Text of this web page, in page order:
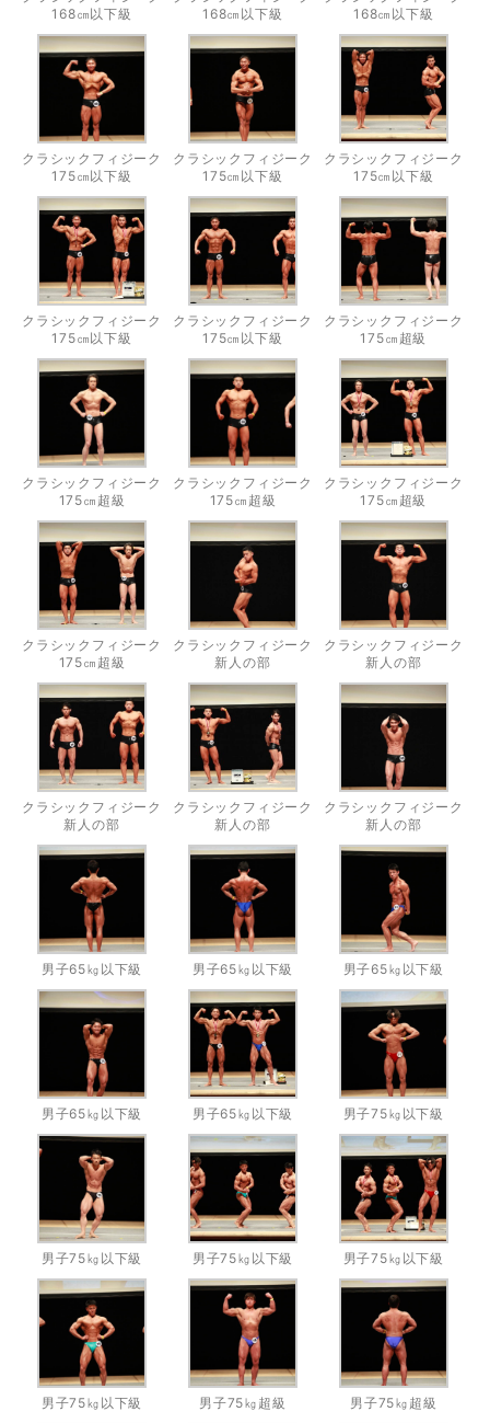
168㎝以下級
168㎝以下級
168㎝以下級
クラシックフィジーク
175㎝以下級
クラシックフィジーク
175㎝以下級
クラシックフィジーク
175㎝以下級
クラシックフィジーク
175㎝以下級
クラシックフィジーク
175㎝以下級
クラシックフィジーク
175㎝超級
クラシックフィジーク
175㎝超級
クラシックフィジーク
175㎝超級
クラシックフィジーク
175㎝超級
クラシックフィジーク
175㎝超級
クラシックフィジーク
新人の部
クラシックフィジーク
新人の部
クラシックフィジーク
新人の部
クラシックフィジーク
新人の部
クラシックフィジーク
新人の部
男子65㎏以下級 男子65㎏以下級 男子65㎏以下級
男子65㎏以下級 男子65㎏以下級 男子75㎏以下級
男子75㎏以下級 男子75㎏以下級 男子75㎏以下級
男子75㎏以下級 男子75㎏超級 男子75㎏超級